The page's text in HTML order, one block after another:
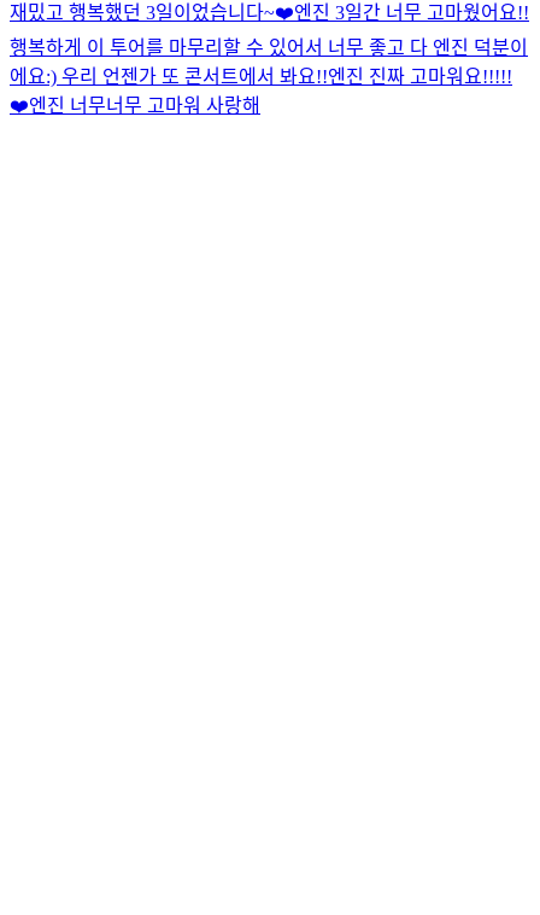
재밌고 행복했던 3일이었습니다~❤️엔진 3일간 너무 고마웠어요!!
행복하게 이 투어를 마무리할 수 있어서 너무 좋고 다 엔진 덕분이
에요:) 우리 언젠가 또 콘서트에서 봐요!!엔진 진짜 고마워요!!!!!
❤️엔진 너무너무 고마워 사랑해